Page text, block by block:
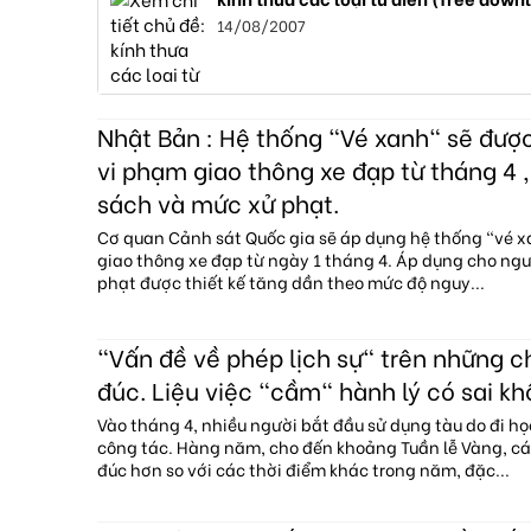
14/08/2007
Nhật Bản : Hệ thống "Vé xanh" sẽ
vi phạm giao thông xe đạp từ tháng 4
sách và mức xử phạt.
Cơ quan Cảnh sát Quốc gia sẽ áp dụng hệ thống "vé
giao thông xe đạp từ ngày 1 tháng 4. Áp dụng cho
phạt được thiết kế tăng dần theo mức độ nguy...
"Vấn đề về phép lịch sự" trên những
đúc. Liệu việc "cầm" hành lý có sai
Vào tháng 4, nhiều người bắt đầu sử dụng tàu do đi
công tác. Hàng năm, cho đến khoảng Tuần lễ Vàng,
đúc hơn so với các thời điểm khác trong năm, đặc...